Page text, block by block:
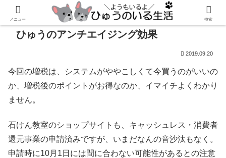
ひゅうのアンチエイジング効果
2019.09.20
今回の増税は、システムがややこしくて今買うのがいいの
か、増税後のポイントがお得なのか、イマイチよくわかり
ません。
石けん教室のショップサイトも、キャッシュレス・消費者
還元事業の申請済みですが、いまだなんの音沙汰もなく。
申請時に10月1日には間に合わない可能性があるとの注意
メニュー 検索